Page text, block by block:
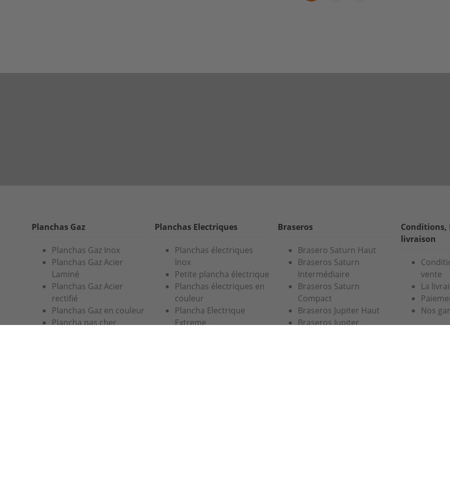
Planchas Gaz
Planchas Gaz Inox
Planchas Gaz Acier
Laminé
Planchas Gaz Acier
rectifié
Planchas Gaz en couleur
Plancha pas cher
Planchas Electriques
Planchas électriques
Inox
Petite plancha électrique
Planchas électriques en
couleur
Plancha Electrique
Extreme
Braseros
Brasero Saturn Haut
Braseros Saturn
Intermédiaire
Braseros Saturn
Compact
Braseros Jupiter Haut
Braseros Jupiter
Conditions,
livraison
vente
La
Nos